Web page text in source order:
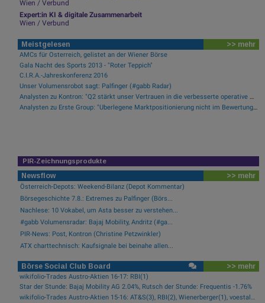
Wien / Verbund
Expert:in KI & digitale Zusammenarbeit
Wien / Verbund
Meistgelesen >> mehr
AMCs für Österreich, gelistet an der Wiener Börse
Gala Nacht des Sports 2013 - "Roter Teppich"
C.I.R.A.-Jahreskonferenz 2016
Unser Volumensrobot sagt: Palfinger (#gabb Radar)
Analysten zu Kontron: "Q2 stärkt unser Vertrauen in die verbesserte operative Qualität"
Analysten zu Erste Group: "Überlegene Marktpositionierung nicht im Bewertungsniveau reflektiert"
PIR-Zeichnungsprodukte
Newsflow >> mehr
Österreich-Depots: Weekend-Bilanz (Depot Kommentar)
Börsegeschichte 7.8.: Extremes zu Palfinger (Börs...
Nachlese: 10 Vokabel, um Asta besser zu verstehen...
#gabb Volumensradar: Bajaj Mobility, Andritz (#ga...
PIR-News: Post, Kontron (Christine Petzwinkler)
ATX charttechnisch: Kaufsignale bei beinahe allen...
Börse Social Club Board >> mehr
wikifolio-Trades Austro-Aktien 16-17: RBI(1)
Star der Stunde: Bajaj Mobility AG 2.04%, Rutsch der Stunde: Frequentis -1.76%
wikifolio-Trades Austro-Aktien 15-16: AT&S(3), RBI(2), Wienerberger(1), voestalpine(1), Kontron(1), Bawag(1)